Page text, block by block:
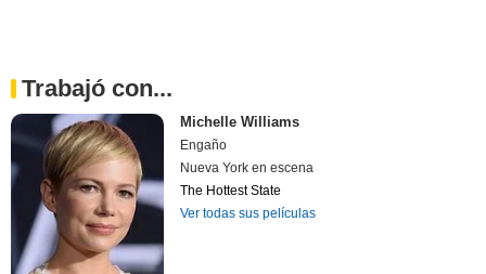
Trabajó con...
Michelle Williams
Engaño
Nueva York en escena
The Hottest State
Ver todas sus películas